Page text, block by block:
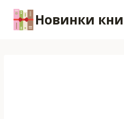
содержимому
Новинки